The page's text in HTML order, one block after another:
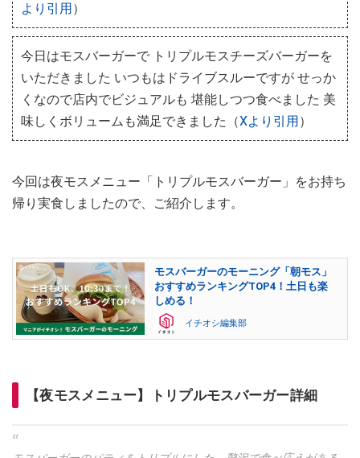
より引用）
今日はモスバーガーで トリプルモスチーズバーガーを
いただきました いつもはドライブスルーですが せっか
くなので店内でビジュアルも 堪能しつつ食べました 美
味しくボリュームも満足できました（Xより引用）
今回は夜モスメニュー「トリプルモスバーガー」をお持ち
帰り実食しましたので、ご紹介します。
モスバーガーのモーニング「朝モス」
おすすめランキングTOP4！土日も楽
しめる！
イチオシ編集部
【夜モスメニュー】トリプルモスバーガー詳細